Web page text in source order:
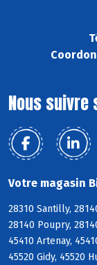
Nous suivre
Votre magasin
28310 Santilly,
28140 Poupry,
45410 Artenay,
45520 Gidy, 45520